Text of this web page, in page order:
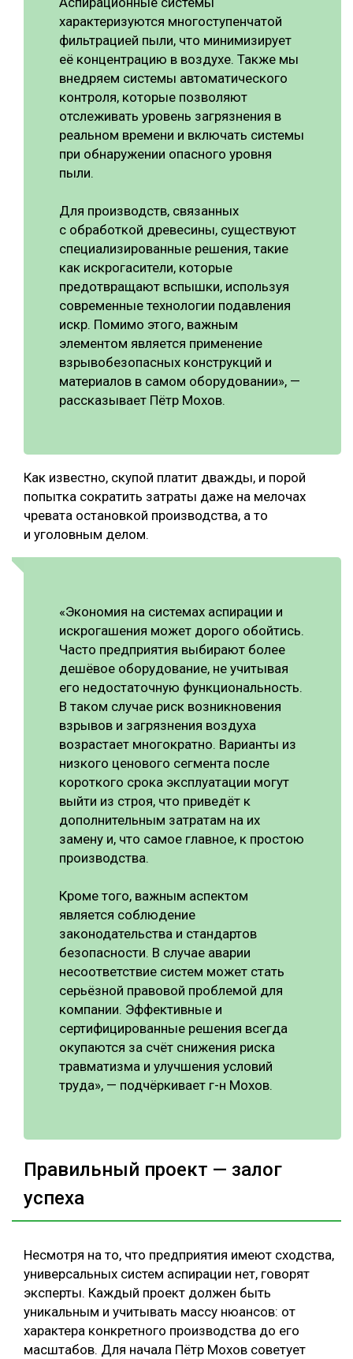
характеризуются многоступенчатой
фильтрацией пыли, что минимизирует
её концентрацию в воздухе. Также мы
внедряем системы автоматического
контроля, которые позволяют
отслеживать уровень загрязнения в
реальном времени и включать системы
при обнаружении опасного уровня
пыли.
Для производств, связанных
с обработкой древесины, существуют
специализированные решения, такие
как искрогасители, которые
предотвращают вспышки, используя
современные технологии подавления
искр. Помимо этого, важным
элементом является применение
взрывобезопасных конструкций и
материалов в самом оборудовании», —
рассказывает Пётр Мохов.
Как известно, скупой платит дважды, и порой
попытка сократить затраты даже на мелочах
чревата остановкой производства, а то
и уголовным делом.
«Экономия на системах аспирации и
искрогашения может дорого обойтись.
Часто предприятия выбирают более
дешёвое оборудование, не учитывая
его недостаточную функциональность.
В таком случае риск возникновения
взрывов и загрязнения воздуха
возрастает многократно. Варианты из
низкого ценового сегмента после
короткого срока эксплуатации могут
выйти из строя, что приведёт к
дополнительным затратам на их
замену и, что самое главное, к простою
производства.
Кроме того, важным аспектом
является соблюдение
законодательства и стандартов
безопасности. В случае аварии
несоответствие систем может стать
серьёзной правовой проблемой для
компании. Эффективные и
сертифицированные решения всегда
окупаются за счёт снижения риска
травматизма и улучшения условий
труда», — подчёркивает г-н Мохов.
Правильный проект — залог
успеха
Несмотря на то, что предприятия имеют сходства,
универсальных систем аспирации нет, говорят
эксперты. Каждый проект должен быть
уникальным и учитывать массу нюансов: от
характера конкретного производства до его
масштабов. Для начала Пётр Мохов советует